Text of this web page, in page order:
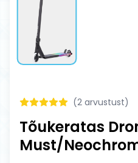
(2 arvustust)
Tõukeratas
Must/